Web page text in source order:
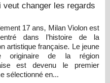
veut changer les regards
17 ans, Milan Violon est
dans l’histoire de la
artistique française. Le jeune
originaire de la région
est devenu le premier
sélectionné en...